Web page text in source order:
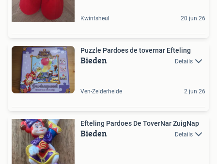
Kwintsheul 20 jun 26
Puzzle Pardoes de tovernar Efteling
Bieden Details
Ven-Zelderheide 2 jun 26
Efteling Pardoes De ToverNar ZuigNap
Bieden Details